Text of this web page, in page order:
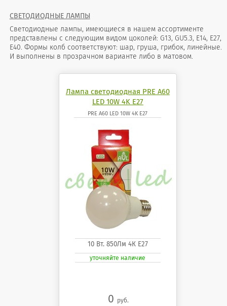
СВЕТОДИОДНЫЕ ЛАМПЫ
Светодиодные лампы, имеющиеся в нашем ассортименте
представлены с следующим видом цоколей: G13, GU5.3, Е14, Е27,
Е40. Формы колб соответствуют: шар, груша, грибок, линейные.
И выполнены в прозрачном варианте либо в матовом.
Лампа светодиодная PRE A60
LED 10W 4K E27
PRE A60 LED 10W 4K E27
10 Вт. 850Лм 4К Е27
уточняйте наличие
0 руб.